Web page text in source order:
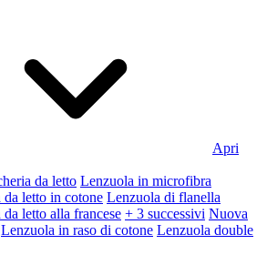
Apri
da letto Lenzuola in microfibra
da letto in cotone Lenzuola di flanella
letto alla francese + 3 successivi Nuova
Lenzuola in raso di cotone Lenzuola double